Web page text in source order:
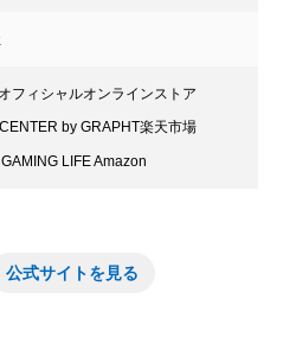
フィシャルオンラインストア
by GRAPHT楽天市場
LIFE Amazon
公式サイトを見る